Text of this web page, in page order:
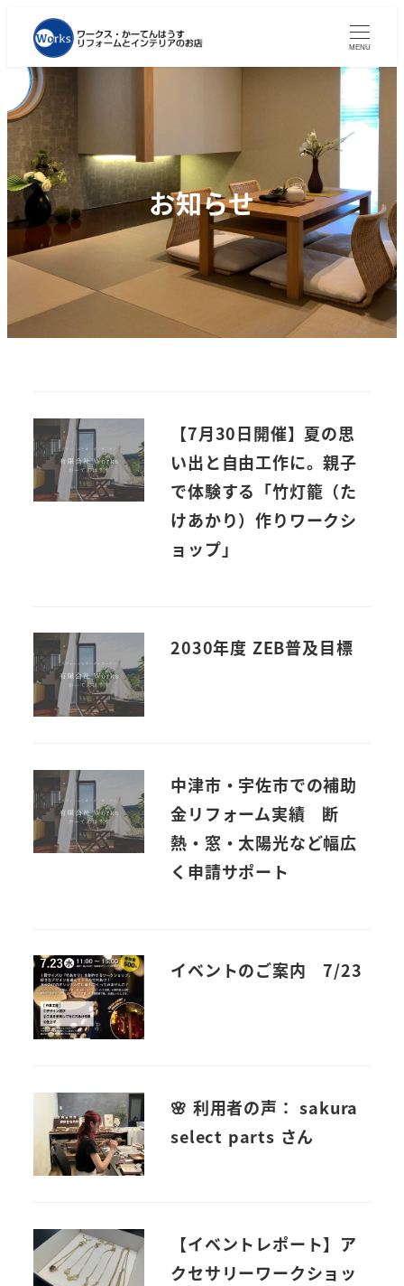
MENU
お知らせ
【7月30日開催】夏の思
い出と自由工作に。親子
で体験する「竹灯籠（た
けあかり）作りワークシ
ョップ」
2030年度 ZEB普及目標
中津市・宇佐市での補助
金リフォーム実績 断
熱・窓・太陽光など幅広
く申請サポート
イベントのご案内 7/23
🌸 利用者の声： sakura
select parts さん
【イベントレポート】ア
クセサリーワークショッ